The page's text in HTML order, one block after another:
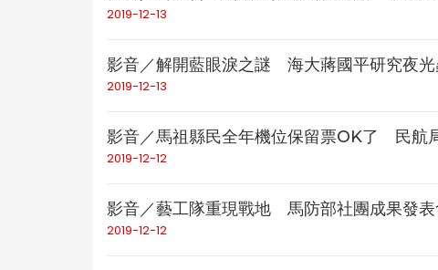
2019-12-13
影音／解開藍眼淚之謎 海大蔣國平研究夜
2019-12-13
影音／馬祖縣民全年機位保留票OK了 民航
2019-12-12
影音／藝工隊重現戰地 馬防部社團成果發表
2019-12-12